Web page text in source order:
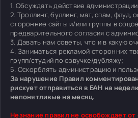
1. Обсуждать действие
2. Троллинг, буллинг, мат, спам, флуд,
сторонние сайты и/или группы в
предварительного согласия с
3. Давать нам советы, что и в какую
4. Заниматься рекламой сторонних
групп/студий по озвучке/дубляжу;
5. Оскорблять администрацию и
За нарушение Правил
рискует отправиться в БАН на
непонятливые на месяц.
Незнание правил не освобождает от